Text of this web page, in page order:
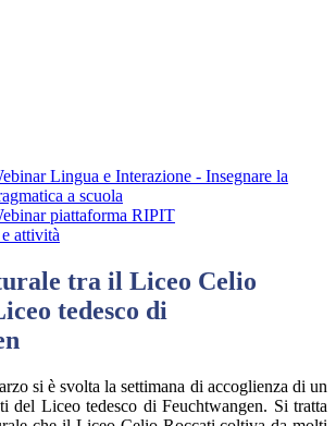
Lingua e Interazione - Insegnare la
a scuola
piattaforma RIPIT
attività
tra il Liceo Celio
tedesco di
si è svolta la settimana di accoglienza di un
del Liceo tedesco di Feuchtwangen. Si tratta